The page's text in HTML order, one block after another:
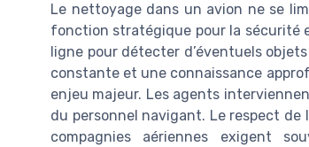
Le nettoyage dans un avion ne se
fonction stratégique pour la sécurité
ligne pour détecter d’éventuels
constante et une connaissance
enjeu majeur. Les agents
du personnel navigant. Le respect
compagnies aériennes exigent